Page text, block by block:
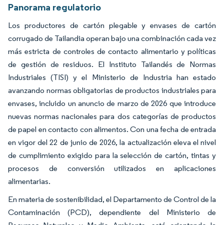
Panorama regulatorio
Los productores de cartón plegable y envases de cartón
corrugado de Tailandia operan bajo una combinación cada vez
más estricta de controles de contacto alimentario y políticas
de gestión de residuos. El Instituto Tailandés de Normas
Industriales (TISI) y el Ministerio de Industria han estado
avanzando normas obligatorias de productos industriales para
envases, incluido un anuncio de marzo de 2026 que introduce
nuevas normas nacionales para dos categorías de productos
de papel en contacto con alimentos. Con una fecha de entrada
en vigor del 22 de junio de 2026, la actualización eleva el nivel
de cumplimiento exigido para la selección de cartón, tintas y
procesos de conversión utilizados en aplicaciones
alimentarias.
En materia de sostenibilidad, el Departamento de Control de la
Contaminación (PCD), dependiente del Ministerio de